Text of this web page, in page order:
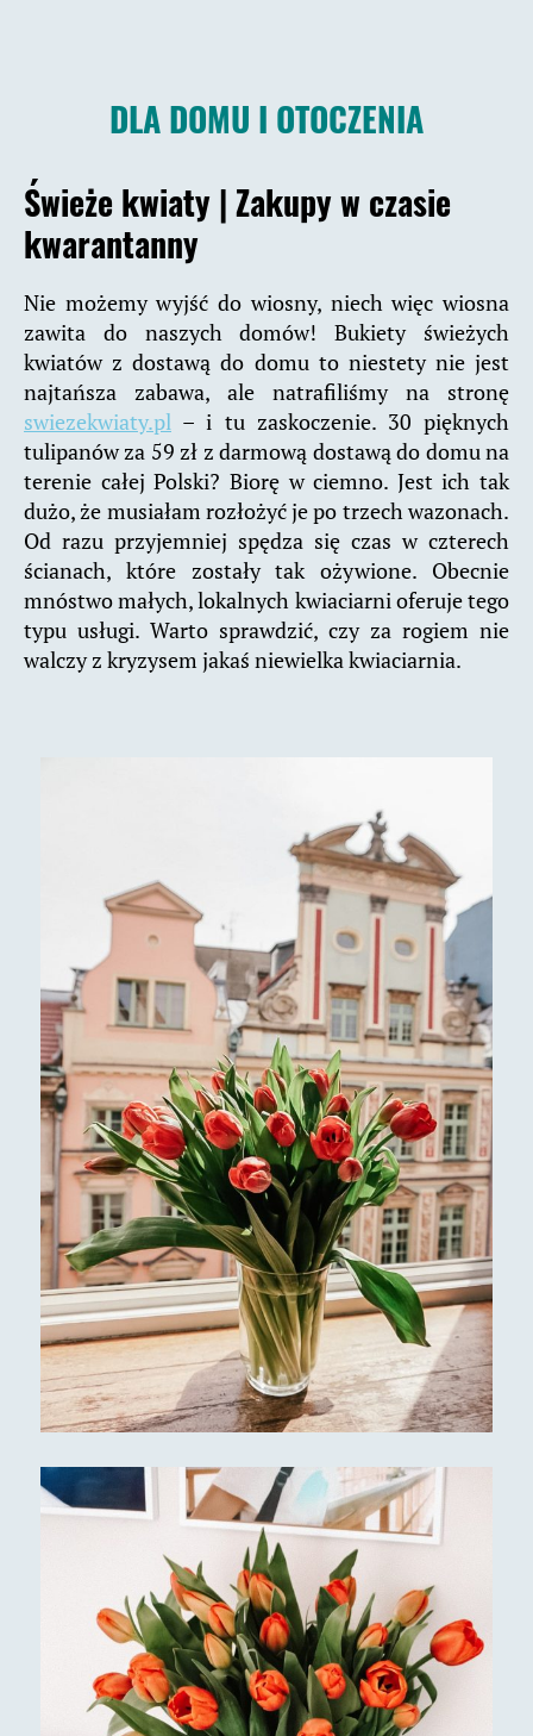
DLA DOMU I OTOCZENIA
Świeże kwiaty |Zakupy w czasie
kwarantanny
Nie możemy wyjść do wiosny, niech więc wiosna
zawita do naszych domów! Bukiety świeżych
kwiatów z dostawą do domu to niestety nie jest
najtańsza zabawa, ale natrafiliśmy na stronę
swiezekwiaty.pl – i tu zaskoczenie. 30 pięknych
tulipanów za 59 zł z darmową dostawą do domu na
terenie całej Polski? Biorę w ciemno. Jest ich tak
dużo, że musiałam rozłożyć je po trzech wazonach.
Od razu przyjemniej spędza się czas w czterech
ścianach, które zostały tak ożywione. Obecnie
mnóstwo małych, lokalnych kwiaciarni oferuje tego
typu usługi. Warto sprawdzić, czy za rogiem nie
walczy z kryzysem jakaś niewielka kwiaciarnia.